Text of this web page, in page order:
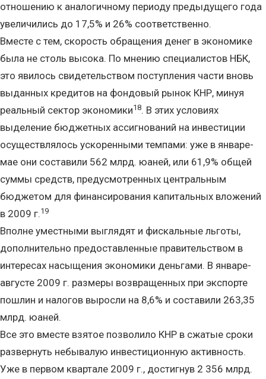
отношению к аналогичному периоду предыдущего года
увеличились до 17,5% и 26% соответственно.
Вместе с тем, скорость обращения денег в экономике
была не столь высока. По мнению специалистов НБК,
это явилось свидетельством поступления части вновь
выданных кредитов на фондовый рынок КНР, минуя
реальный сектор экономики18. В этих условиях
выделение бюджетных ассигнований на инвестиции
осуществлялось ускоренными темпами: уже в январе-
мае они составили 562 млрд. юаней, или 61,9% общей
суммы средств, предусмотренных центральным
бюджетом для финансирования капитальных вложений
в 2009 г.19
Вполне уместными выглядят и фискальные льготы,
дополнительно предоставленные правительством в
интересах насыщения экономики деньгами. В январе-
августе 2009 г. размеры возвращенных при экспорте
пошлин и налогов выросли на 8,6% и составили 263,35
млрд. юаней.
Все это вместе взятое позволило КНР в сжатые сроки
развернуть небывалую инвестиционную активность.
Уже в первом квартале 2009 г., достигнув 2 356 млрд.